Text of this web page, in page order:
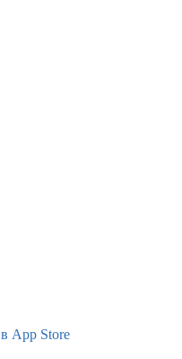
App Store